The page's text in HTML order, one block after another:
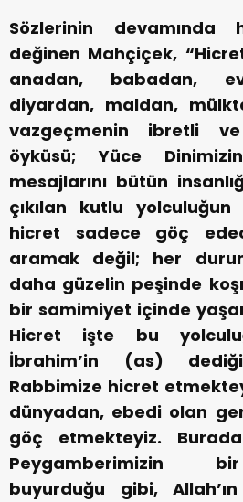
Sözlerinin devamında
değinen Mahçiçek,
anadan, babadan,
diyardan, maldan,
vazgeçmenin ibretli
öyküsü; Yüce
mesajlarını bütün
çıkılan kutlu
hicret sadece göç
aramak değil; her
daha güzelin peşinde
bir samimiyet içinde
Hicret işte bu
İbrahim’in (as)
Rabbimize hicret
dünyadan, ebedi olan
göç etmekteyiz.
Peygamberimizin
buyurduğu gibi,